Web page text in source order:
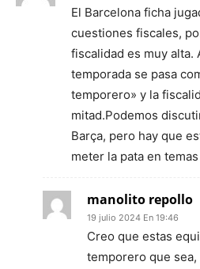
El Barcelona ficha
cuestiones fiscales,
fiscalidad es muy alta.
temporada se pasa
temporero» y la
mitad.Podemos
Barça, pero hay que
meter la pata en
manolito repollo
19 julio 2024 En 19:46
Creo que estas
temporero que sea,